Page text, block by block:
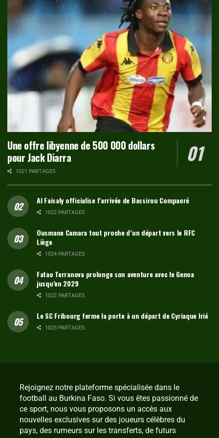
Une offre libyenne de 500 000 dollars
pour Jack Diarra
1021 PARTAGES
Al Faisaly officialise l’arrivée de Bassirou Compaoré
1022 PARTAGES
Ousmane Camara tout proche d’un départ vers le RFC
Liège
1024 PARTAGES
Fatao Terranova prolonge son aventure avec le Genoa
jusqu’en 2029
1022 PARTAGES
Le SC Fribourg ferme la porte à un départ de Cyriaque Irié
1025 PARTAGES
Rejoignez notre plateforme spécialisée dans le
football au Burkina Faso. Si vous êtes passionné de
ce sport, nous vous proposons un accès aux
nouvelles exclusives sur des joueurs célèbres du
pays, des rumeurs sur les transferts, de futurs